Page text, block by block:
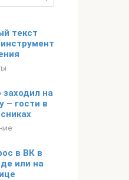
текст
заходил на
– гости в
в ВК в
или на